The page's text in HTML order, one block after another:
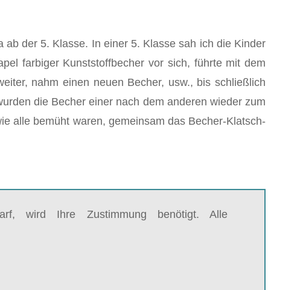
der 5. Klasse. In einer 5. Klasse sah ich die Kinder
farbiger Kunststoffbecher vor sich, führte mit dem
nahm einen neuen Becher, usw., bis schließlich
die Becher einer nach dem anderen wieder zum
alle bemüht waren, gemeinsam das Becher-Klatsch-
wird Ihre Zustimmung benötigt. Alle